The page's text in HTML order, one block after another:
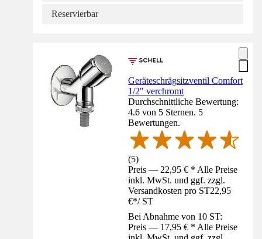
Reservierbar
Geräteschrägsitzventil Comfort
1/2" verchromt
Durchschnittliche Bewertung:
4.6 von 5 Sternen. 5
Bewertungen.
(5)
Preis — 22,95 € * Alle Preise
inkl. MwSt. und ggf. zzgl.
Versandkosten pro ST22,95
€*/ ST
Bei Abnahme von 10 ST:
Preis — 17,95 € * Alle Preise